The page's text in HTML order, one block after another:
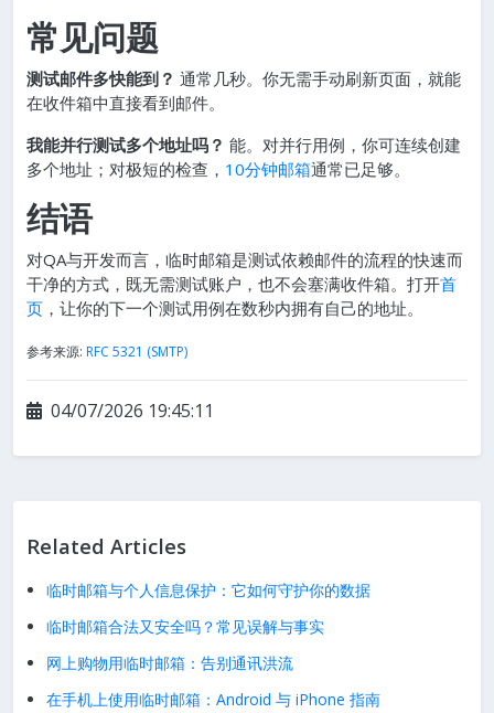
常见问题
测试邮件多快能到？ 通常几秒。你无需手动刷新页面，就能
在收件箱中直接看到邮件。
我能并行测试多个地址吗？ 能。对并行用例，你可连续创建
多个地址；对极短的检查， 10分钟邮箱通常已足够。
结语
对QA与开发而言，临时邮箱是测试依赖邮件的流程的快速而
干净的方式，既无需测试账户，也不会塞满收件箱。打开首
页 ，让你的下一个测试用例在数秒内拥有自己的地址。
参考来源: RFC 5321 (SMTP)
04/07/2026 19:45:11
Related Articles
临时邮箱与个人信息保护：它如何守护你的数据
临时邮箱合法又安全吗？常见误解与事实
网上购物用临时邮箱：告别通讯洪流
在手机上使用临时邮箱：Android 与 iPhone 指南